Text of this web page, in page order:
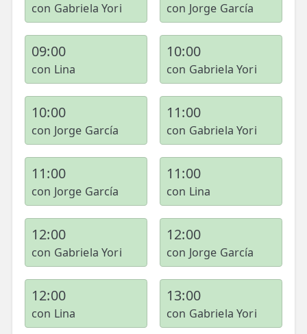
con Gabriela Yori con Jorge García
09:00
con Lina
10:00
con Gabriela Yori
10:00
con Jorge García
11:00
con Gabriela Yori
11:00
con Jorge García
11:00
con Lina
12:00
con Gabriela Yori
12:00
con Jorge García
12:00
con Lina
13:00
con Gabriela Yori